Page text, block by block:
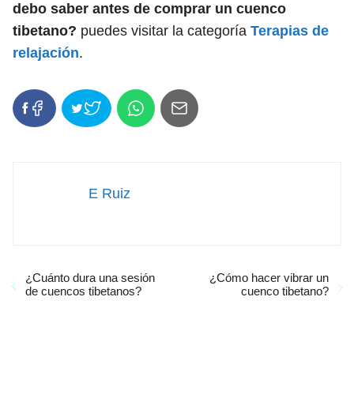
debo saber antes de comprar un cuenco
tibetano? puedes visitar la categoría Terapias de
relajación.
E Ruiz
¿Cuánto dura una sesión
de cuencos tibetanos?
¿Cómo hacer vibrar un
cuenco tibetano?